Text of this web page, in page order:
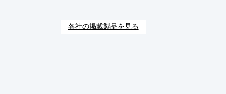
各社の掲載製品を見る